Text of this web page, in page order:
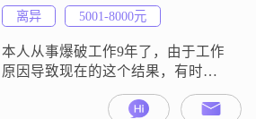
离异
5001-8000元
本人从事爆破工作9年了，由于工作
原因导致现在的这个结果，有时候
我自己也在检讨自己，做这个工作
值吗？我现在的想法是：希望借助